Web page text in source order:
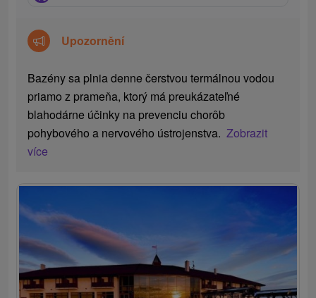
Upozornění
Bazény sa plnia denne čerstvou termálnou vodou
priamo z prameňa, ktorý má preukázateľné
blahodárne účinky na prevenciu chorôb
pohybového a nervového ústrojenstva.Zobrazit
více